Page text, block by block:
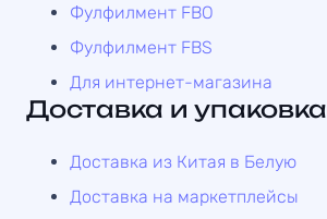
Фулфилмент FBO
Фулфилмент FBS
Для интернет-магазина
Доставка и упаковка
Доставка из Китая в Белую
Доставка на маркетплейсы